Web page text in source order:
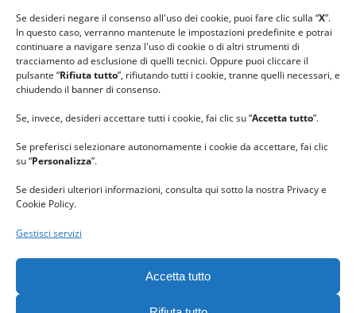
Se desideri negare il consenso all'uso dei cookie, puoi fare clic sulla “X”.
In questo caso, verranno mantenute le impostazioni predefinite e potrai
continuare a navigare senza l'uso di cookie o di altri strumenti di
tracciamento ad esclusione di quelli tecnici. Oppure puoi cliccare il
pulsante “Rifiuta tutto”, rifiutando tutti i cookie, tranne quelli necessari, e
chiudendo il banner di consenso.
Se, invece, desideri accettare tutti i cookie, fai clic su “Accetta tutto”.
Se preferisci selezionare autonomamente i cookie da accettare, fai clic
su “Personalizza”.
Se desideri ulteriori informazioni, consulta qui sotto la nostra Privacy e
Cookie Policy.
Gestisci servizi
Accetta tutto
#ilcaloredellempatia